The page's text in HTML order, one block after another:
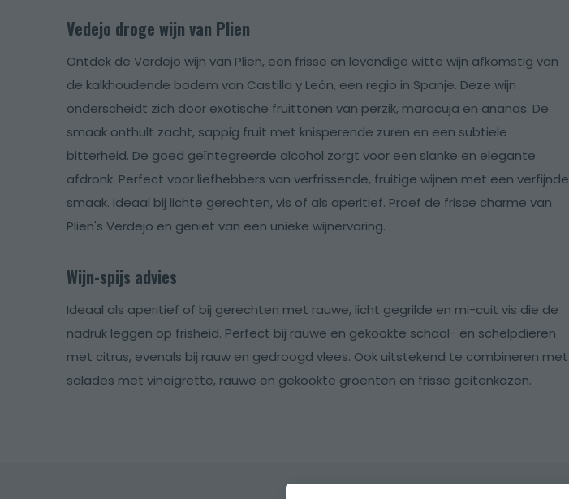
Vedejo droge wijn van Plien
Ontdek de Verdejo wijn van Plien, een frisse en levendige witte wijn afkomstig van
de kalkhoudende bodem van Castilla y León, een regio in Spanje. Deze wijn
onderscheidt zich door exotische fruittonen van perzik, maracuja en ananas. De
smaak onthult zacht, sappig fruit met knisperende zuren en een subtiele
bitterheid. De goed geïntegreerde alcohol zorgt voor een slanke en elegante
afdronk. Perfect voor liefhebbers van verfrissende, fruitige wijnen met een verfijnde
smaak. Ideaal bij lichte gerechten, vis of als aperitief. Proef de frisse charme van
Plien's Verdejo en geniet van een unieke wijnervaring.
Wijn-spijs advies
Ideaal als aperitief of bij gerechten met rauwe, licht gegrilde en mi-cuit vis die de
nadruk leggen op frisheid. Perfect bij rauwe en gekookte schaal- en schelpdieren
met citrus, evenals bij rauw en gedroogd vlees. Ook uitstekend te combineren met
salades met vinaigrette, rauwe en gekookte groenten en frisse geitenkazen.